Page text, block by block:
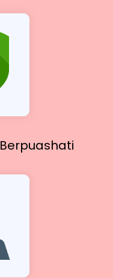
Berpuashati